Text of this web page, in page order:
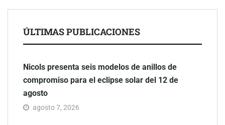
ÚLTIMAS PUBLICACIONES
Nicols presenta seis modelos de anillos de
compromiso para el eclipse solar del 12 de
agosto
agosto 7, 2026